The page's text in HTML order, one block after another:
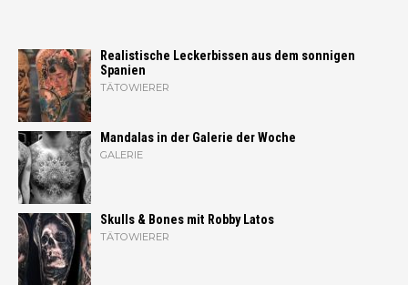
Realistische Leckerbissen aus dem sonnigen
Spanien
TÄTOWIERER
Mandalas in der Galerie der Woche
GALERIE
Skulls & Bones mit Robby Latos
TÄTOWIERER